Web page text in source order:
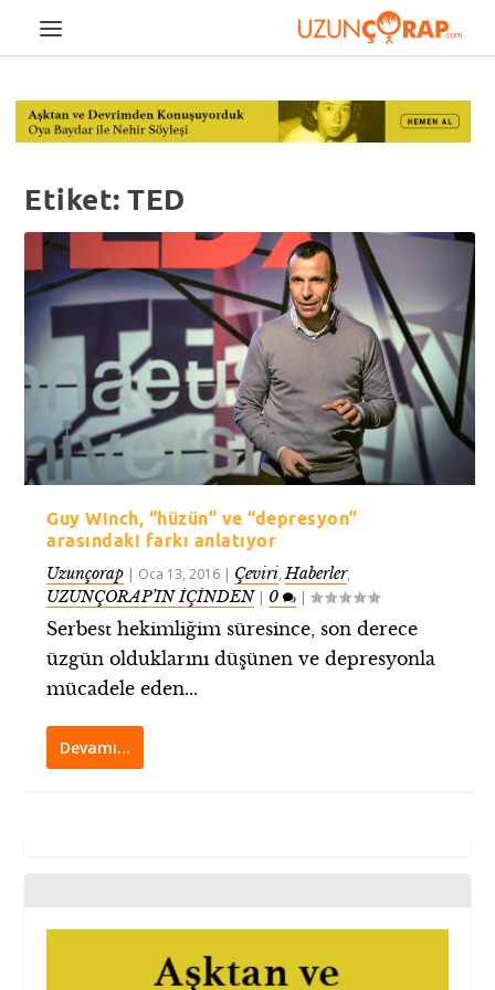
Etiket:TED
Guy Winch, “hüzün” ve “depresyon”
arasındaki farkı anlatıyor
Uzunçorap | Oca 13, 2016 | Çeviri,Haberler,
UZUNÇORAP’IN İÇİNDEN| 0 |
Serbest hekimliğim süresince, son derece
üzgün olduklarını düşünen ve depresyonla
mücadele eden...
Devamı…